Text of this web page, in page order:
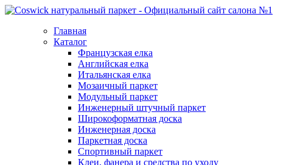
Главная
Каталог
Французская елка
Английская елка
Итальянская елка
Мозаичный паркет
Модульный паркет
Инженерный штучный паркет
Широкоформатная доска
Инженерная доска
Паркетная доска
Спортивный паркет
Клеи, фанера и средства по уходу